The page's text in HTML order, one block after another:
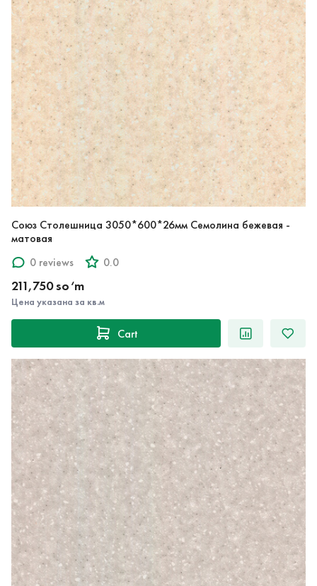
Союз Столешница 3050*600*26мм Семолина бежевая -
матовая
0 reviews
0.0
211,750 so‘m
Цена указана за кв.м
Cart